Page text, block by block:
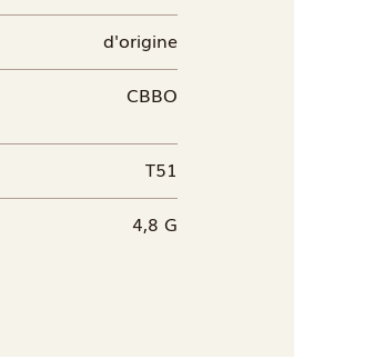
d'origine
CBBO
T51
4,8 G